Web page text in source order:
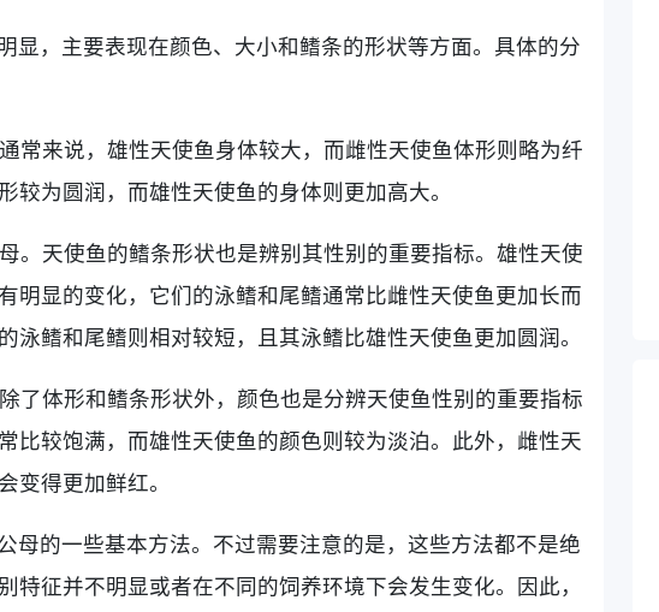
显，主要表现在颜色、大小和鳍条的形状等方面。具体的分
常来说，雄性天使鱼身体较大，而雌性天使鱼体形则略为纤
较为圆润，而雄性天使鱼的身体则更加高大。
。天使鱼的鳍条形状也是辨别其性别的重要指标。雄性天使
明显的变化，它们的泳鳍和尾鳍通常比雌性天使鱼更加长而
泳鳍和尾鳍则相对较短，且其泳鳍比雄性天使鱼更加圆润。
了体形和鳍条形状外，颜色也是分辨天使鱼性别的重要指标
比较饱满，而雄性天使鱼的颜色则较为淡泊。此外，雌性天
变得更加鲜红。
母的一些基本方法。不过需要注意的是，这些方法都不是绝
特征并不明显或者在不同的饲养环境下会发生变化。因此，